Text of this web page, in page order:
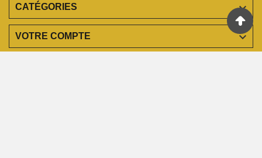
CATÉGORIES 
VOTRE COMPTE 